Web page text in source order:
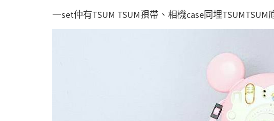
一set仲有TSUM TSUM孭帶、相機case同埋